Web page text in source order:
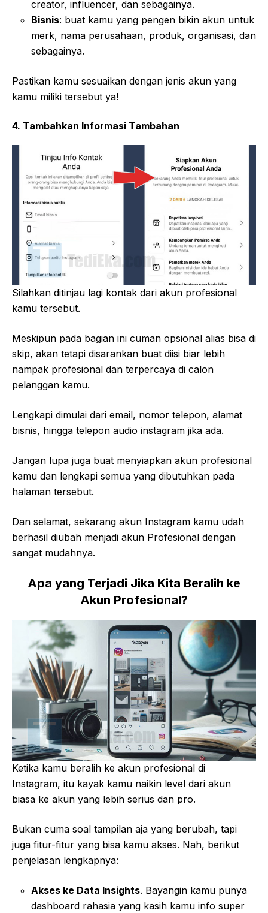
creator, influencer, dan sebagainya.
Bisnis: buat kamu yang pengen bikin akun untuk
merk, nama perusahaan, produk, organisasi, dan
sebagainya.
Pastikan kamu sesuaikan dengan jenis akun yang
kamu miliki tersebut ya!
4. Tambahkan Informasi Tambahan
Silahkan ditinjau lagi kontak dari akun profesional
kamu tersebut.
Meskipun pada bagian ini cuman opsional alias bisa di
skip, akan tetapi disarankan buat diisi biar lebih
nampak profesional dan terpercaya di calon
pelanggan kamu.
Lengkapi dimulai dari email, nomor telepon, alamat
bisnis, hingga telepon audio instagram jika ada.
Jangan lupa juga buat menyiapkan akun profesional
kamu dan lengkapi semua yang dibutuhkan pada
halaman tersebut.
Dan selamat, sekarang akun Instagram kamu udah
berhasil diubah menjadi akun Profesional dengan
sangat mudahnya.
Apa yang Terjadi Jika Kita Beralih ke
Akun Profesional?
Ketika kamu beralih ke akun profesional di
Instagram, itu kayak kamu naikin level dari akun
biasa ke akun yang lebih serius dan pro.
Bukan cuma soal tampilan aja yang berubah, tapi
juga fitur-fitur yang bisa kamu akses. Nah, berikut
penjelasan lengkapnya:
Akses ke Data Insights. Bayangin kamu punya
dashboard rahasia yang kasih kamu info super